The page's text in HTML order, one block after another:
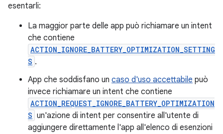
esentarli:
La maggior parte delle app può richiamare un intent
che contiene
ACTION_IGNORE_BATTERY_OPTIMIZATION_SETTING
S .
App che soddisfano un caso d'uso accettabile può
invece richiamare un intent che contiene
ACTION_REQUEST_IGNORE_BATTERY_OPTIMIZATION
S un'azione di intent per consentire all'utente di
aggiungere direttamente l'app all'elenco di esenzioni